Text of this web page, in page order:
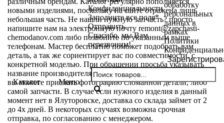
Конфиденциальности
Заполните все поля*
Отправить
Спасибо, мы Вам
перезвоним!
обработку
персональных
данных в
рамках
Политики
Каталог Меню
новыми изделиями, поскольку на сайте отражена лишь
небольшая часть. Не нашли нужную запчасть? просто
напишите нам на электронную почту remont@zapchasti-
chemodanov.com либо позвоните по указанным выше
телефонам. Мастер бесплатно поможет подобрать вам
деталь, а так же сориентирует вас по совместимости, с
конкретной моделью. При обращении просьба указывать
название производителя и модели вашего чемодана. Так же
вы можете прислать фотографию сломанной детали, либо
самой запчасти. В случае если нужного изделия в данный
момент нет в Ялуторовске, доставка со склада займет от 2
до 4х дней. В некоторых случаях возможна срочная
отправка, по согласованию с менеджером.